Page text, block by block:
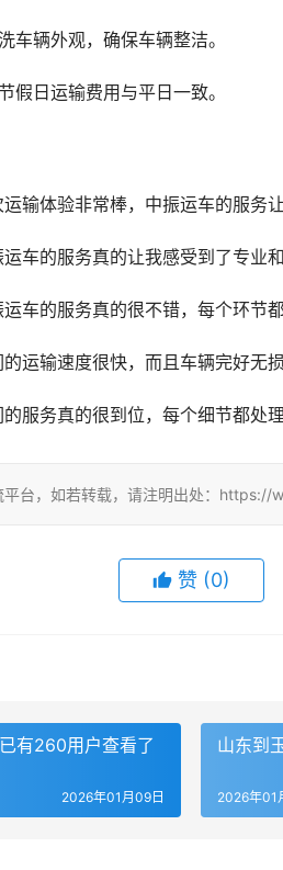
车辆外观，确保车辆整洁。
假日运输费用与平日一致。
输体验非常棒，中振运车的服务
运车的服务真的让我感受到了专业
运车的服务真的很不错，每个环节
运输速度很快，而且车辆完好无
服务真的很到位，每个细节都处
平台，如若转载，请注明出处：
赞 (0)
有260用户查看了
2026年01月09日
山东到
2026年01